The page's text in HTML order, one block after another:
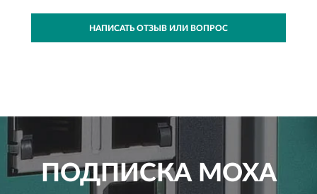
НАПИСАТЬ ОТЗЫВ ИЛИ ВОПРОС
ПОДПИСКАMOXA